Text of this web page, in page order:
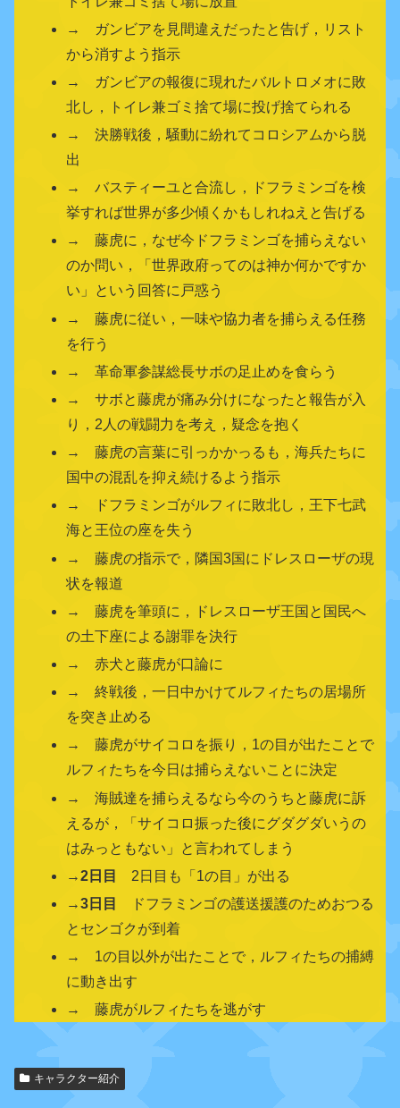
→ ガンビアを見間違えだったと告げ，リスト
から消すよう指示
→ ガンビアの報復に現れたバルトロメオに敗
北し，トイレ兼ゴミ捨て場に投げ捨てられる
→ 決勝戦後，騒動に紛れてコロシアムから脱
出
→ バスティーユと合流し，ドフラミンゴを検
挙すれば世界が多少傾くかもしれねえと告げる
→ 藤虎に，なぜ今ドフラミンゴを捕らえない
のか問い，「世界政府ってのは神か何かですか
い」という回答に戸惑う
→ 藤虎に従い，一味や協力者を捕らえる任務
を行う
→ 革命軍参謀総長サボの足止めを食らう
→ サボと藤虎が痛み分けになったと報告が入
り，2人の戦闘力を考え，疑念を抱く
→ 藤虎の言葉に引っかかっるも，海兵たちに
国中の混乱を抑え続けるよう指示
→ ドフラミンゴがルフィに敗北し，王下七武
海と王位の座を失う
→ 藤虎の指示で，隣国3国にドレスローザの現
状を報道
→ 藤虎を筆頭に，ドレスローザ王国と国民へ
の土下座による謝罪を決行
→ 赤犬と藤虎が口論に
→ 終戦後，一日中かけてルフィたちの居場所
を突き止める
→ 藤虎がサイコロを振り，1の目が出たことで
ルフィたちを今日は捕らえないことに決定
→ 海賊達を捕らえるなら今のうちと藤虎に訴
えるが，「サイコロ振った後にグダグダいうの
はみっともない」と言われてしまう
→2日目
2日目も「1の目」が出る
→3日目
ドフラミンゴの護送援護のためおつる
とセンゴクが到着
→ 1の目以外が出たことで，ルフィたちの捕縛
に動き出す
→ 藤虎がルフィたちを逃がす
関
連キャラクター紹介